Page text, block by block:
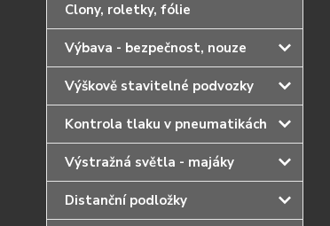
Clony, roletky, fólie
Výbava - bezpečnost, nouze
Výškově stavitelné podvozky
Kontrola tlaku v pneumatikách
Výstražná světla - majáky
Distanční podložky